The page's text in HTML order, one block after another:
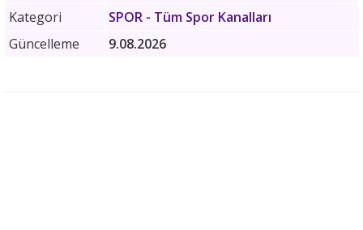
Kategori
SPOR - Tüm Spor Kanalları
Güncelleme
9.08.2026